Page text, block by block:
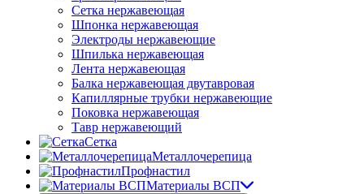
Сетка нержавеющая
Шпонка нержавеющая
Электроды нержавеющие
Шпилька нержавеющая
Лента нержавеющая
Балка нержавеющая двутавровая
Капиллярные трубки нержавеющие
Поковка нержавеющая
Тавр нержавеющий
Сетка
Металлочерепица
Профнастил
Материалы ВСП